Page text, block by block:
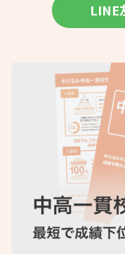
LINE